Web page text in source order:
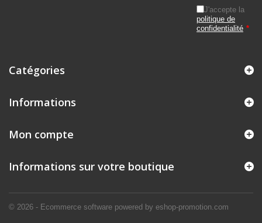
J'accepte la
politique de
confidentialité *
Catégories
Informations
© 2026 - Ecommerce software powered by eshop-promotion.com
Mon compte
Informations sur votre boutique